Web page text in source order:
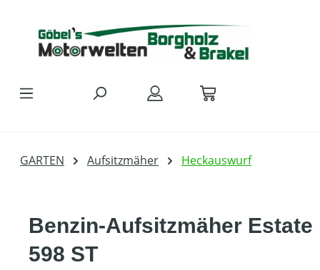
GARTEN Aufsitzmäher Heckauswurf
Benzin-Aufsitzmäher Estate
598 ST